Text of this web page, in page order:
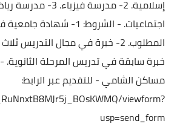
اجتماعيات. - الشروط: 1-
خبرة سابقة في تدريس المرحلة الثانوية.
مساكن الشامي - للتقديم عبر الرابط:
viewform?
usp=send_form